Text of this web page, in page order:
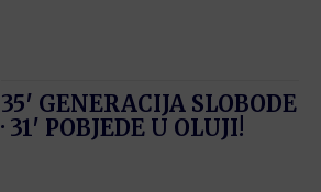
35′ GENERACIJA SLOBODE
· 31′ POBJEDE U OLUJI!